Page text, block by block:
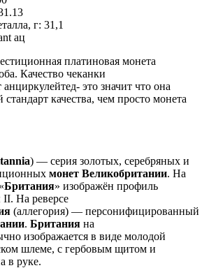
г: 31,1
ац
платиновая монета
Качество чеканки
анциркулейтед- это значит что она
качества, чем просто монета
) — серия золотых, серебряных и
монет Великобритании. На
Британия» изображён профиль
II. На реверсе
(аллегория) — персонифицированный
. Британия на
изображается в виде молодой
шлеме, с гербовым щитом и
в руке.